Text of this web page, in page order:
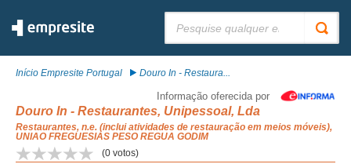
Início Empresite Portugal Douro In - Restaura...
Informação oferecida por
Douro In - Restaurantes, Unipessoal, Lda
Restaurantes, n.e. (inclui atividades de restauração em meios móveis),
UNIAO FREGUESIAS PESO REGUA GODIM
(0 votos)